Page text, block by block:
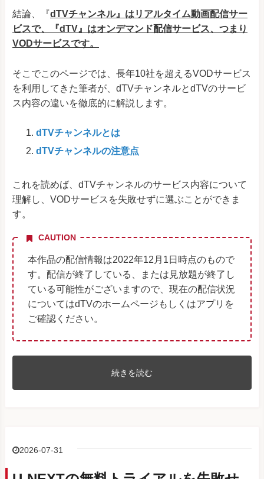
結論、『dTVチャンネル』はリアルタイム動画配信サー
ビスで、『dTV』はオンデマンド配信サービス、つまり
VODサービスです。
そこでこのページでは、長年10社を超えるVODサービス
を利用してきた筆者が、dTVチャンネルとdTVのサービ
ス内容の違いを徹底的に解説します。
dTVチャンネルとは
dTVチャンネルの注意点
これを読めば、dTVチャンネルのサービス内容について
理解し、VODサービスを失敗せずに選ぶことができま
す。
CAUTION
本作品の配信情報は2022年12月1日時点のもので
す。配信が終了している、または見放題が終了し
ている可能性がございますので、現在の配信状況
についてはdTVのホームページもしくはアプリを
ご確認ください。
続きを読む
2026-07-31